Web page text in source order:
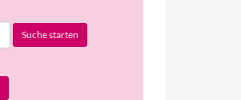
Suche starten